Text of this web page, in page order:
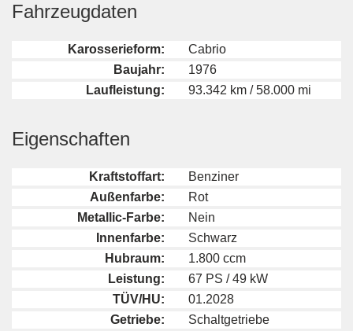
Fahrzeugdaten
Karosserieform:
Cabrio
Baujahr:
1976
Laufleistung:
93.342 km / 58.000 mi
Eigenschaften
Kraftstoffart:
Benziner
Außenfarbe:
Rot
Metallic-Farbe:
Nein
Innenfarbe:
Schwarz
Hubraum:
1.800 ccm
Leistung:
67 PS / 49 kW
TÜV/HU:
01.2028
Getriebe:
Schaltgetriebe